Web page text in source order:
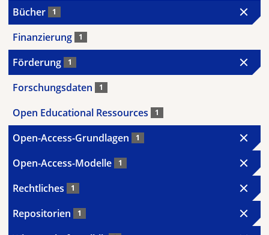
Bücher 1
Finanzierung 1
Förderung 1
Forschungsdaten 1
Open Educational Ressources 1
Open-Access-Grundlagen 1
Open-Access-Modelle 1
Rechtliches 1
Repositorien 1